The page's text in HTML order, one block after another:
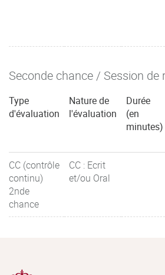
Seconde chance / Session de
Type
d'évaluation
Nature de
l'évaluation
Durée
(en
minutes)
CC (contrôle
continu)
2nde
chance
CC : Ecrit
et/ou Oral